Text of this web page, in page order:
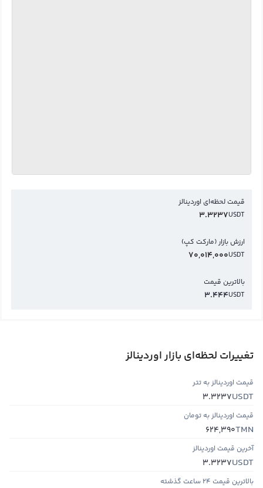
قیمت لحظه‌ای اوردینالز
USDT
3.3237
ارزش بازار (مارکت کپ)
USDT
70,014,000
بالاترین قیمت
USDT
3.444
تغییرات لحظه‌ای بازار اوردینالز
قیمت اوردینالز به تتر
USDT
3.3237
قیمت اوردینالز به تومان
TMN
624,390
آخرین قیمت اوردینالز
USDT
3.3237
بالاترین قیمت ۲۴ ساعت گذشته